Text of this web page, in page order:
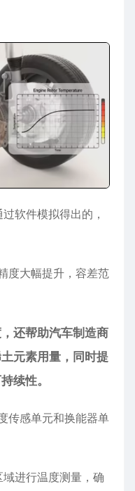
软件模拟得出的，
度大幅提升，容差范
还帮助汽车制造商
元素用量，同时提
续性。
传感单元和换能器单
进行温度测量，确